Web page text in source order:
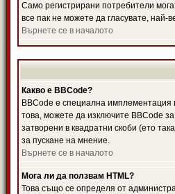
Само регистрирани потребители
все пак не можете да гласувате, най-
Върнете се в началото
Какво е BBCode?
BBCode е специална
това, можете да изключите BBCode
затворени в квадратни скоби (ето
за пускане на мнение.
Върнете се в началото
Мога ли да ползвам HTML?
Това също се определя от